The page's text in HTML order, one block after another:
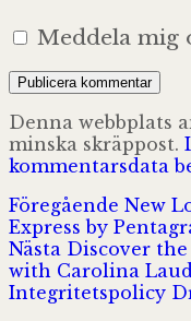
Meddela mig
Denna webbplats
minska skräppost.
kommentarsdata
Föregående
inlägg:
New
Express by
Nästa Nästa
inlägg:
Discover the
with Carolina
Integritetspolicy